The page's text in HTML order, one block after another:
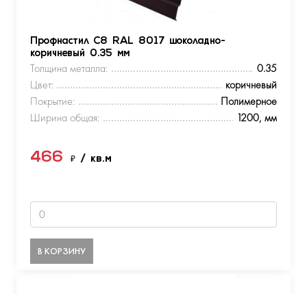
Профнастил С8 RAL 8017 шоколадно-
коричневый 0.35 мм
Толщина металла:
0.35
Цвет:
коричневый
Покрытие:
Полимерное
Ширина общая:
1200, мм
466 ₽ / кв.м
В КОРЗИНУ